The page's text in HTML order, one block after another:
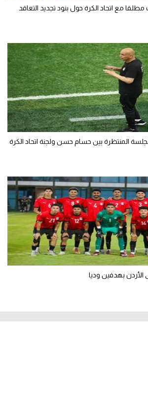
مع اتحاد الكرة حول بنود تجديد التعاقد
المنتظرة بين حسام حسن ولجنة اتحاد الكرة
بهدفين وديا